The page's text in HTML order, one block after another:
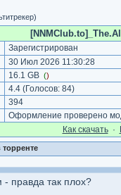
Зарегистрирован
30 Июл 2026 11:30:28
16.1 GB ()
4.4(Голосов: 84)
394
Оформление проверено
Как cкачать·
правда так плох?